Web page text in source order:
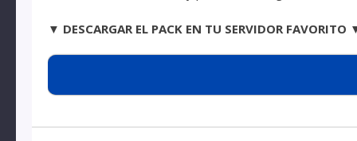
▼ DESCARGAR EL PACK EN TU SERVIDOR FAVORITO